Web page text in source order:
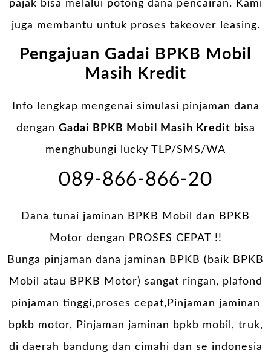
pajak bisa melalui potong dana pencairan. Kami
juga membantu untuk proses takeover leasing.
Pengajuan Gadai BPKB Mobil
Masih Kredit
Info lengkap mengenai simulasi pinjaman dana
dengan Gadai BPKB Mobil Masih Kredit bisa
menghubungi lucky TLP/SMS/WA
089-866-866-20
Dana tunai jaminan BPKB Mobil dan BPKB
Motor dengan PROSES CEPAT !!
Bunga pinjaman dana jaminan BPKB (baik BPKB
Mobil atau BPKB Motor) sangat ringan, plafond
pinjaman tinggi,proses cepat,Pinjaman jaminan
bpkb motor, Pinjaman jaminan bpkb mobil, truk,
di daerah bandung dan cimahi dan se indonesia